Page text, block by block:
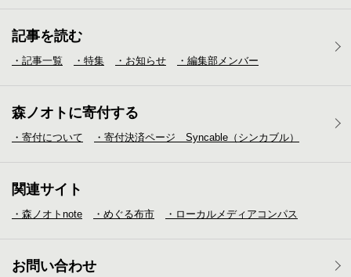
記事を読む
・記事一覧 ・特集 ・お知らせ ・編集部メンバー
森ノオトに寄付する
・寄付について ・寄付決済ページ Syncable（シンカブル）
関連サイト
・森ノオトnote ・めぐる布市 ・ローカルメディア コンパス
お問い合わせ